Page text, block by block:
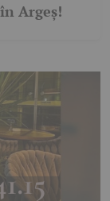
Argeș!